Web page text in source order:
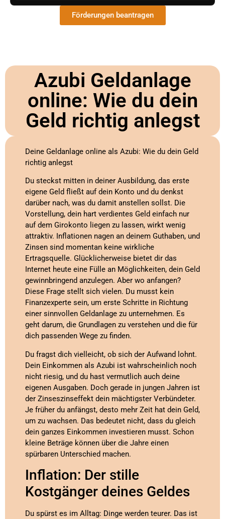
Förderungen beantragen
Azubi Geldanlage
online: Wie du dein
Geld richtig anlegst
Deine Geldanlage online als Azubi: Wie du dein Geld
richtig anlegst
Du steckst mitten in deiner Ausbildung, das erste
eigene Geld fließt auf dein Konto und du denkst
darüber nach, was du damit anstellen sollst. Die
Vorstellung, dein hart verdientes Geld einfach nur
auf dem Girokonto liegen zu lassen, wirkt wenig
attraktiv. Inflationen nagen an deinem Guthaben, und
Zinsen sind momentan keine wirkliche
Ertragsquelle. Glücklicherweise bietet dir das
Internet heute eine Fülle an Möglichkeiten, dein Geld
gewinnbringend anzulegen. Aber wo anfangen?
Diese Frage stellt sich vielen. Du musst kein
Finanzexperte sein, um erste Schritte in Richtung
einer sinnvollen Geldanlage zu unternehmen. Es
geht darum, die Grundlagen zu verstehen und die für
dich passenden Wege zu finden.
Du fragst dich vielleicht, ob sich der Aufwand lohnt.
Dein Einkommen als Azubi ist wahrscheinlich noch
nicht riesig, und du hast vermutlich auch deine
eigenen Ausgaben. Doch gerade in jungen Jahren ist
der Zinseszinseffekt dein mächtigster Verbündeter.
Je früher du anfängst, desto mehr Zeit hat dein Geld,
um zu wachsen. Das bedeutet nicht, dass du gleich
dein ganzes Einkommen investieren musst. Schon
kleine Beträge können über die Jahre einen
spürbaren Unterschied machen.
Inflation: Der stille
Kostgänger deines Geldes
Du spürst es im Alltag: Dinge werden teurer. Das ist